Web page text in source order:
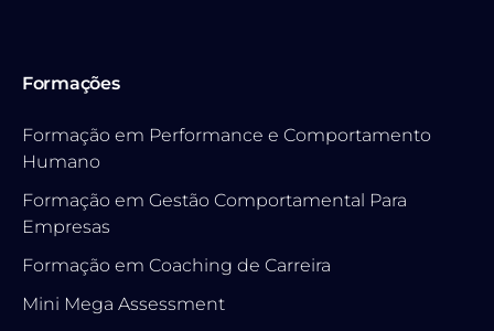
Formações
Formação em Performance e Comportamento
Humano
Formação em Gestão Comportamental Para
Empresas
Formação em Coaching de Carreira
Mini Mega Assessment